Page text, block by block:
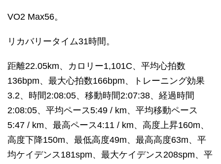
VO2 Max56。
リカバリータイム31時間。
距離22.05km、カロリー1,101C、平均心拍数
136bpm、最大心拍数166bpm、トレーニング効果
3.2、時間2:08:05、移動時間2:07:38、経過時間
2:08:05、平均ペース5:49 / km、平均移動ペース
5:47 / km、最高ペース4:11 / km、高度上昇160m、
高度下降150m、最低高度49m、最高高度63m、平
均ケイデンス181spm、最大ケイデンス208spm、平